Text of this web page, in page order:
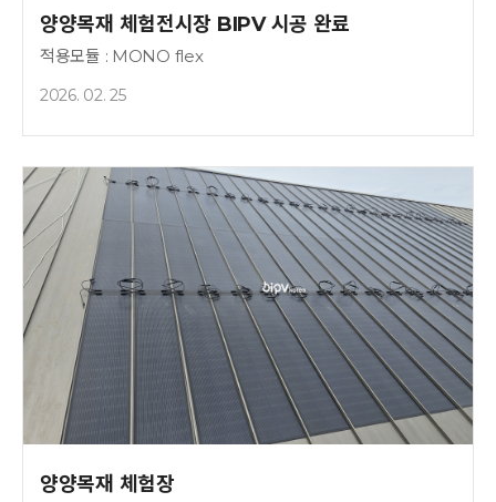
양양목재 체험전시장 BIPV 시공 완료
적용모듈 : MONO flex
2026. 02. 25
양양목재 체험장